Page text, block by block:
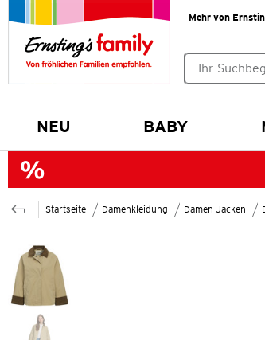
Mehr von
NEU BABY
Startseite Damenkleidung Damen-Jacken